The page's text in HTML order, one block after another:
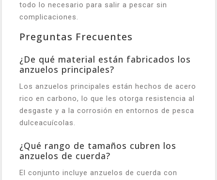
todo lo necesario para salir a pescar sin
complicaciones.
Preguntas Frecuentes
¿De qué material están fabricados los
anzuelos principales?
Los anzuelos principales están hechos de acero
rico en carbono, lo que les otorga resistencia al
desgaste y a la corrosión en entornos de pesca
dulceacuícolas.
¿Qué rango de tamaños cubren los
anzuelos de cuerda?
El conjunto incluye anzuelos de cuerda con